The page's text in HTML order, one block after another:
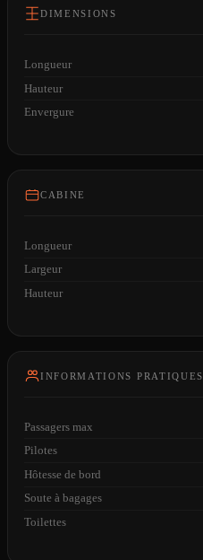
DIMENSIONS
Longueur
Hauteur
Envergure
CABINE
Longueur
Largeur
Hauteur
INFORMATIONS PRATIQUES
Passagers max
Pilotes
Hôtesse de bord
Soute à bagages
Toilettes